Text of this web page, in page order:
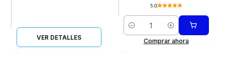
VER DETALLES
5.0
Cantidad
Comprar ahora